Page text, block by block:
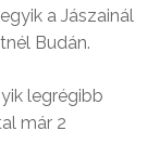
a Jászainál
Budán.
legrégibb
már 2